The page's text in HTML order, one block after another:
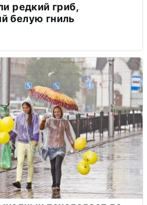
редкий гриб,
белую гниль